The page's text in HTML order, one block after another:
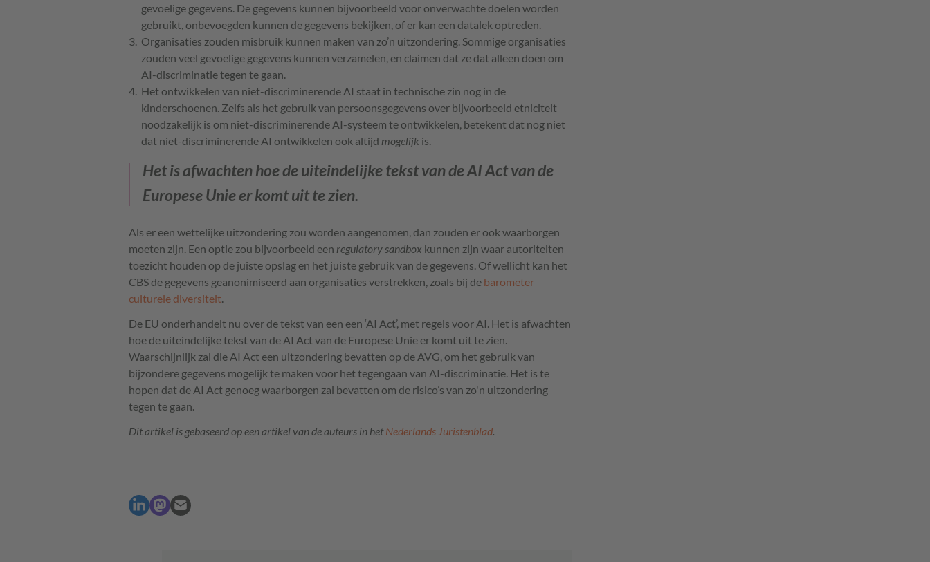
gevoelige gegevens. De gegevens kunnen bijvoorbeeld voor onverwachte doelen worden
gebruikt, onbevoegden kunnen de gegevens bekijken, of er kan een datalek optreden.
Organisaties zouden misbruik kunnen maken van zo’n uitzondering. Sommige organisaties
zouden veel gevoelige gegevens kunnen verzamelen, en claimen dat ze dat alleen doen om
AI-discriminatie tegen te gaan.
Het ontwikkelen van niet-discriminerende AI staat in technische zin nog in de
kinderschoenen. Zelfs als het gebruik van persoonsgegevens over bijvoorbeeld etniciteit
noodzakelijk is om niet-discriminerende AI-systeem te ontwikkelen, betekent dat nog niet
dat niet-discriminerende AI ontwikkelen ook altijd mogelijk is.
Het is afwachten hoe de uiteindelijke tekst van de AI Act van de
Europese Unie er komt uit te zien.
Als er een wettelijke uitzondering zou worden aangenomen, dan zouden er ook waarborgen
moeten zijn. Een optie zou bijvoorbeeld een regulatory sandbox kunnen zijn waar autoriteiten
toezicht houden op de juiste opslag en het juiste gebruik van de gegevens. Of wellicht kan het
CBS de gegevens geanonimiseerd aan organisaties verstrekken, zoals bij de barometer
culturele diversiteit
De EU onderhandelt nu over de tekst van een een ‘AI Act’, met regels voor AI. Het is afwachten
hoe de uiteindelijke tekst van de AI Act van de Europese Unie er komt uit te zien.
Waarschijnlijk zal die AI Act een uitzondering bevatten op de AVG, om het gebruik van
bijzondere gegevens mogelijk te maken voor het tegengaan van AI-discriminatie. Het is te
hopen dat de AI Act genoeg waarborgen zal bevatten om de risico’s van zo'n uitzondering
tegen te gaan.
Dit artikel is gebaseerd op een artikel van de auteurs in hetNederlands Juristenblad